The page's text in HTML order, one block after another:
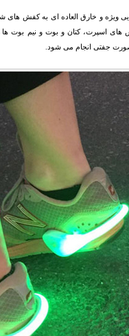
جفتی انجام می شود.